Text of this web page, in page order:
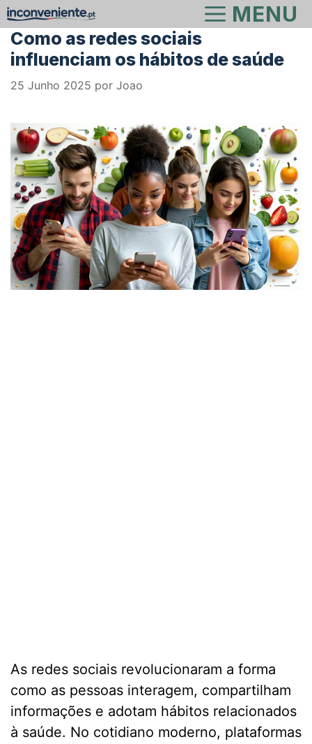
Saltar
para
MENU
Como as redes sociais
influenciam os hábitos de saúde
25 Junho 2025 por Joao
As redes sociais revolucionaram a forma
como as pessoas interagem, compartilham
informações e adotam hábitos relacionados
à saúde. No cotidiano moderno, plataformas